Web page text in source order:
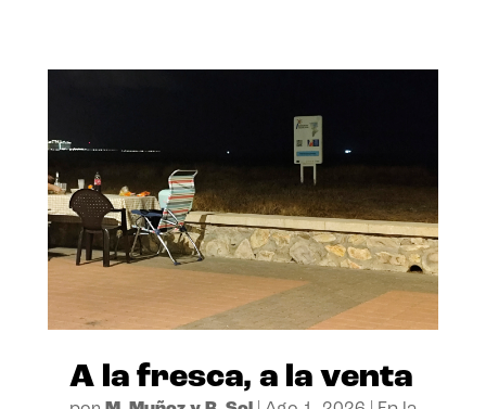
A la fresca, a la venta